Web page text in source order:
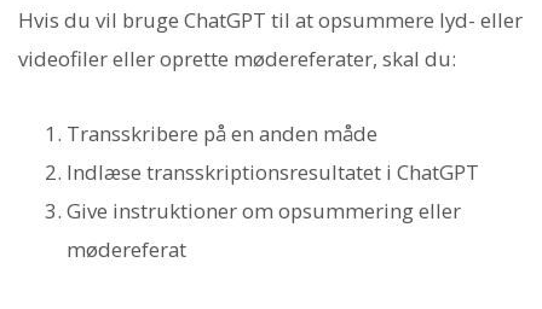
Hvis du vil bruge ChatGPT til at opsummere lyd- eller
videofiler eller oprette mødereferater, skal du:
Transskribere på en anden måde
Indlæse transskriptionsresultatet i ChatGPT
Give instruktioner om opsummering eller
mødereferat